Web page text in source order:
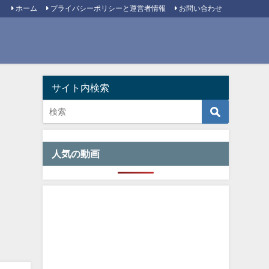
ホーム プライバシーポリシーと運営者情報 お問い合わせ
サイト内検索
人気の動画